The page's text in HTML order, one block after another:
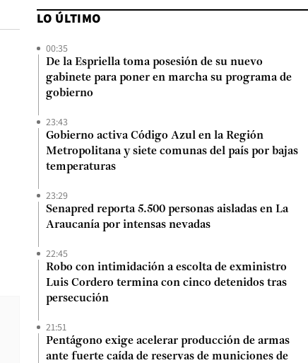
LO ÚLTIMO
00:35
De la Espriella toma posesión de su nuevo
gabinete para poner en marcha su programa de
gobierno
23:43
Gobierno activa Código Azul en la Región
Metropolitana y siete comunas del país por bajas
temperaturas
23:29
Senapred reporta 5.500 personas aisladas en La
Araucanía por intensas nevadas
22:45
Robo con intimidación a escolta de exministro
Luis Cordero termina con cinco detenidos tras
persecución
21:51
Pentágono exige acelerar producción de armas
ante fuerte caída de reservas de municiones de